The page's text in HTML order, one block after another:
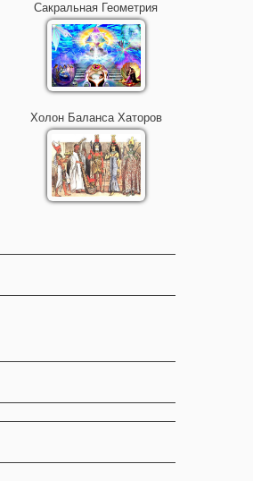
Сакральная Геометрия
Холон Баланса Хаторов